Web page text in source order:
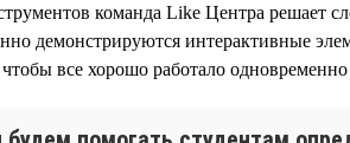
команда Like Центра решает
демонстрируются интерактивные
все хорошо работало